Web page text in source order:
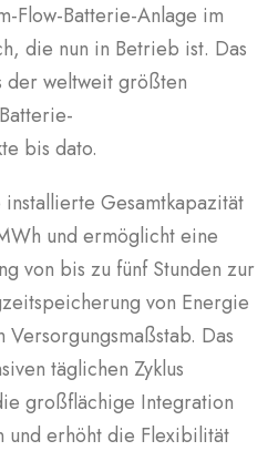
Flow-Batterie-Anlage im
die nun in Betrieb ist. Das
der weltweit größten
bis dato.
Gesamtkapazität
und ermöglicht eine
von bis zu fünf Stunden zur
von Energie
Das
täglichen Zyklus
großflächige Integration
erhöht die Flexibilität